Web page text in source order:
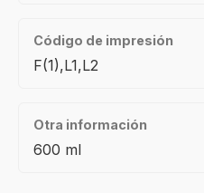
Código de impresión
F(1),L1,L2
Otra información
600 ml